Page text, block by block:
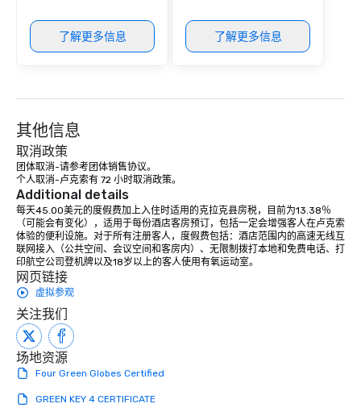
了解更多信息 了解更多信息
其他信息
取消政策
团体取消-请参考团体销售协议。
个人取消-卢克索有 72 小时取消政策。
Additional details
每天45.00美元的度假费加上入住时适用的克拉克县房税，目前为13.38％
（可能会有变化），适用于每份酒店客房预订，包括一定会增强客人在卢克索
体验的便利设施。对于所有注册客人，度假费包括：酒店范围内的高速无线互
联网接入（公共空间、会议空间和客房内）、无限制拨打本地和免费电话、打
印航空公司登机牌以及18岁以上的客人使用有氧运动室。
网页链接
虚拟参观
关注我们
场地资源
Four Green Globes Certified
GREEN KEY 4 CERTIFICATE